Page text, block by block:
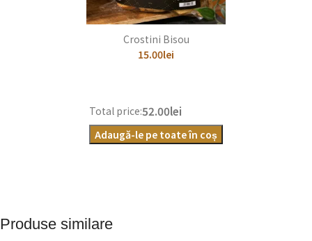
Crostini Bisou
15.00lei
Total price:52.00lei
Adaugă-le pe toate în coș
Produse similare